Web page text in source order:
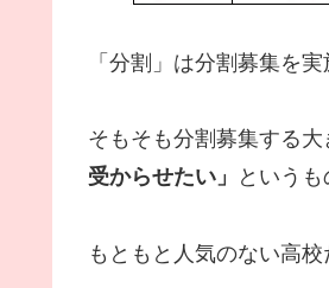
「分割」は分割募集を
そもそも分割募集する大
受からせたい」
というも
もともと人気のない高